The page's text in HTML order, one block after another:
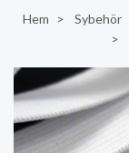
Hem Sybehör